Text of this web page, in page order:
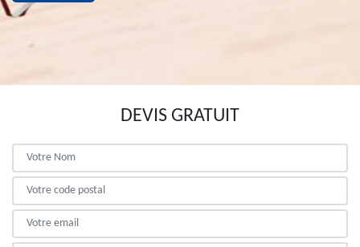
DEVIS GRATUIT